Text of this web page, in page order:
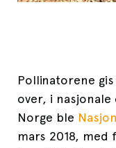
Pollinatorene
over, i
Norge ble
mars 2018,